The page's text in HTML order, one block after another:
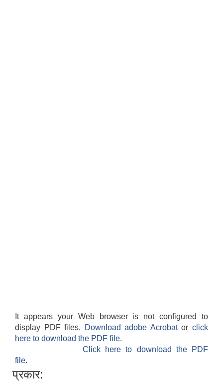
It appears your Web browser is not configured to
display PDF files.
Download adobe Acrobatorclick
here to download the PDF file.
Click here to download the PDF
file.
प्रकार: